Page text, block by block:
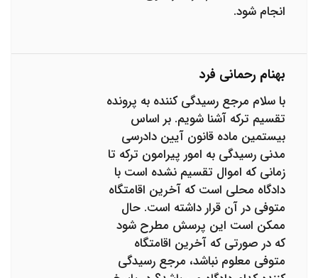
انجام شود.
بهنام رحمانی فرد
با سلام مرجع رسیدگی کننده به پرونده
تقسیم ترکه آشنا شویم. بر اساس
بیستمین ماده قانون آیین دادرسی
مدنی رسیدگی به امور پیرامون ترکه تا
زمانی که اموال تقسیم نشده است با
دادگاه محلی است که آخرین اقامتگاه
متوفی در آن قرار داشته است. حال
ممکن است این پرسش مطرح شود
که در صورتی که آخرین اقامتگاه
متوفی معلوم نباشد، مرجع رسیدگی